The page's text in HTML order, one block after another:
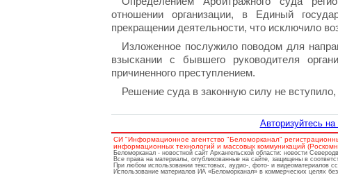
отношении организации, в Единый
прекращении деятельности, что исключило
Изложенное послужило поводом для
взыскании с бывшего руководителя
причиненного преступлением.
Решение суда в законную силу не
Авторизуйтесь
СИ "Информационное агентство "Беломорканал"
информационных технологий и массовых коммуникаций
Беломорканал - новостной сайт Архангельской области: новости
Все права на материалы, опубликованные на сайте, защищены в
При любом использовании текстовых, аудио-, фото- и видеоматериалов
Использование материалов ИА «Беломорканал» в коммерческих целях